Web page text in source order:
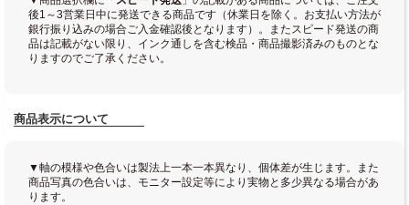
後1～3営業日中に発送できる商品です（休業日を除く。お支払い方法が
銀行振り込みの場合ご入金確認後となります）。またスピード発送の商
品は記載がない限り、インク通しを含む検品・商品撮影済みのものとな
りますのでご了承ください。
商品表示について
▼軸の模様や色合いは製法上一本一本異なり、個体差が生じます。また
商品写真の色合いは、モニター設定等により実物と多少異なる場合があ
ります。